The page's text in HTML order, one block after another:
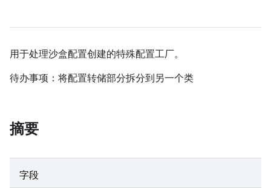
用于处理沙盒配置创建的特殊配置工厂。
待办事项：将配置转储部分拆分到另一个类
摘要
字段